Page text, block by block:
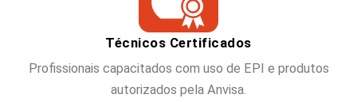
Técnicos Certificados
Profissionais capacitados com uso de EPI e produtos
autorizados pela Anvisa.